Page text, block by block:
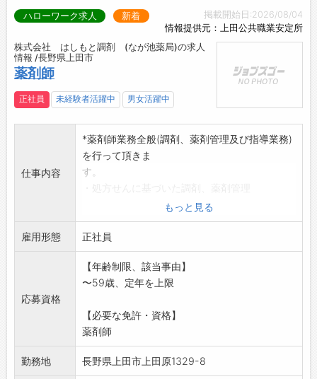
掲載開始日:2026/08/04
情報提供元：上田公共職業安定所
ハローワーク求人 新着
株式会社 はしもと調剤 (なが池薬局)の求人
情報 /長野県上田市
薬剤師
正社員 未経験者活躍中 男女活躍中
仕事内容
*薬剤師業務全般(調剤、薬剤管理及び指導業務)
を行って頂きま
す。
・患者様への服薬指導、薬についての説明
・医薬品の発注業務
・その他付随する業務
※薬剤師実務未経験でもご応募いただけます!
変更範囲:変更なし
もっと見る
雇用形態 正社員
応募資格
【年齢制限、該当事由】
〜59歳、定年を上限
【必要な免許・資格】
薬剤師
勤務地 長野県上田市上田原1329-8